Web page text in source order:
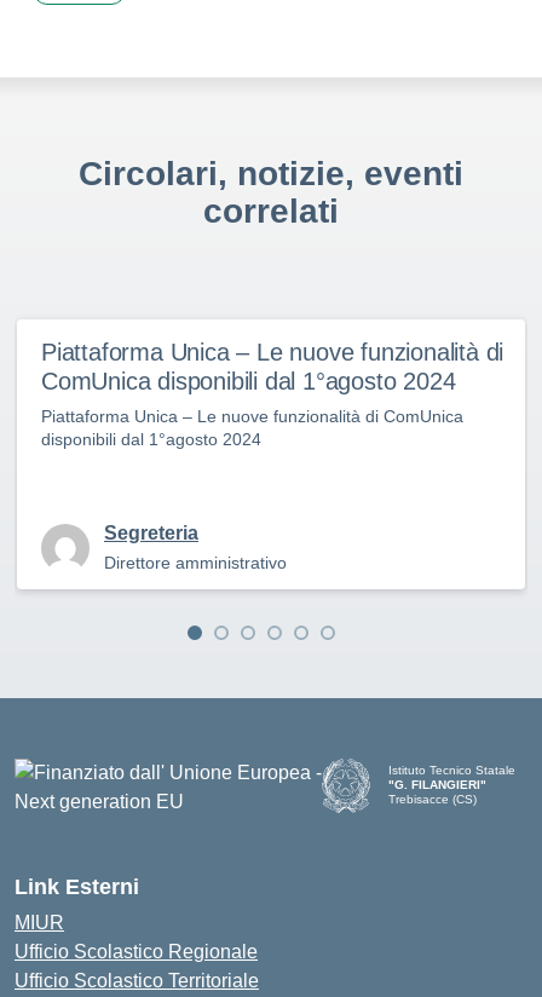
Circolari, notizie, eventi
correlati
Piattaforma Unica – Le nuove funzionalità di
ComUnica disponibili dal 1°agosto 2024
Piattaforma Unica – Le nuove funzionalità di ComUnica
disponibili dal 1°agosto 2024
Segreteria
Direttore amministrativo
Istituto Tecnico Statale
"G. FILANGIERI"
Trebisacce (CS)
Link Esterni
MIUR
Ufficio Scolastico Regionale
Ufficio Scolastico Territoriale